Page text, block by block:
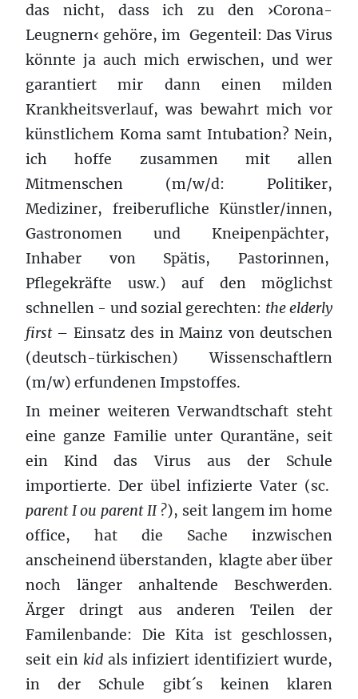
das nicht, dass ich zu den ›Corona-
Leugnern‹ gehöre, im Gegenteil: Das Virus
könnte ja auch mich erwischen, und wer
garantiert mir dann einen milden
Krankheitsverlauf, was bewahrt mich vor
künstlichem Koma samt Intubation? Nein,
ich hoffe zusammen mit allen
Mitmenschen (m/w/d: Politiker,
Mediziner, freiberufliche Künstler/innen,
Gastronomen und Kneipenpächter,
Inhaber von Spätis, Pastorinnen,
Pflegekräfte usw.) auf den möglichst
schnellen - und sozial gerechten: the elderly
first– Einsatz des in Mainz von deutschen
(deutsch-türkischen) Wissenschaftlern
(m/w) erfundenen Impstoffes.
In meiner weiteren Verwandtschaft steht
eine ganze Familie unter Qurantäne, seit
ein Kind das Virus aus der Schule
importierte. Der übel infizierte Vater (sc.
parent I ou parent II ?), seit langem im home
office, hat die Sache inzwischen
anscheinend überstanden, klagte aber über
noch länger anhaltende Beschwerden.
Ärger dringt aus anderen Teilen der
Familenbande: Die Kita ist geschlossen,
seit ein kidals infiziert identifiziert wurde,
in der Schule gibt´s keinen klaren